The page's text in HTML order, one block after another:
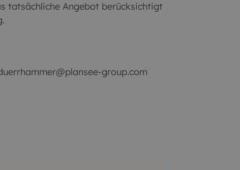
tatsächliche Angebot berücksichtigt
group.com